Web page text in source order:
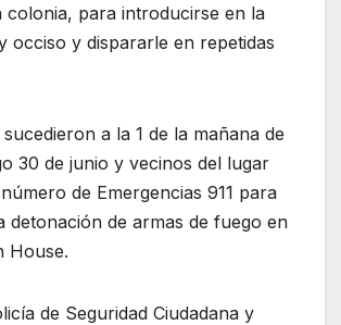
colonia, para introducirse en la
occiso y dispararle en repetidas
a la 1 de la mañana de
30 de junio y vecinos del lugar
de Emergencias 911 para
detonación de armas de fuego en
House.
de Seguridad Ciudadana y